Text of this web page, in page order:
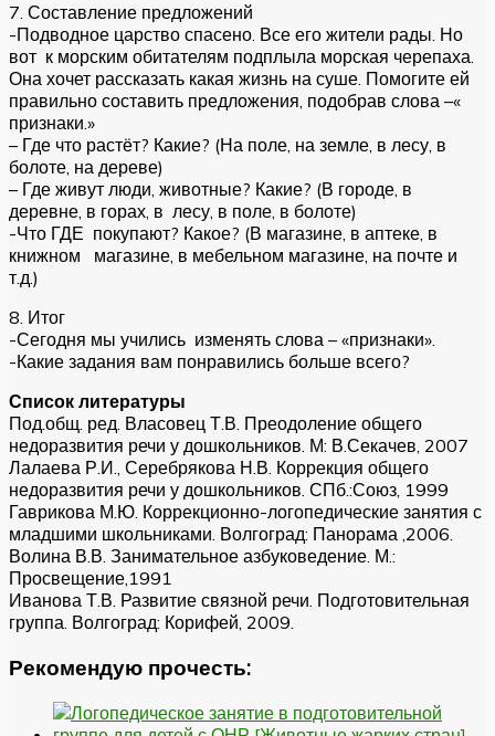
7. Составление предложений
-Подводное царство спасено. Все его жители рады. Но
вот к морским обитателям подплыла морская черепаха.
Она хочет рассказать какая жизнь на суше. Помогите ей
правильно составить предложения, подобрав слова –«
признаки.»
– Где что растёт? Какие? (На поле, на земле, в лесу, в
болоте, на дереве)
– Где живут люди, животные? Какие? (В городе, в
деревне, в горах, в лесу, в поле, в болоте)
-Что ГДЕ покупают? Какое? (В магазине, в аптеке, в
книжном магазине, в мебельном магазине, на почте и
т.д.)
8. Итог
-Сегодня мы учились изменять слова – «признаки».
-Какие задания вам понравились больше всего?
Список литературы
Под.общ. ред. Власовец Т.В. Преодоление общего
недоразвития речи у дошкольников. М: В.Секачев, 2007
Лалаева Р.И., Серебрякова Н.В. Коррекция общего
недоразвития речи у дошкольников. СПб.:Союз, 1999
Гаврикова М.Ю. Коррекционно-логопедические занятия с
младшими школьниками. Волгоград: Панорама ,2006.
Волина В.В. Занимательное азбуковедение. М.:
Просвещение,1991
Иванова Т.В. Развитие связной речи. Подготовительная
группа. Волгоград: Корифей, 2009.
Рекомендую прочесть: